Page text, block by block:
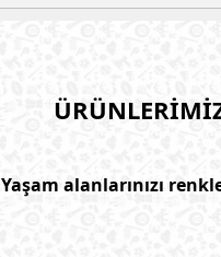
Yaşam alanlarınızı